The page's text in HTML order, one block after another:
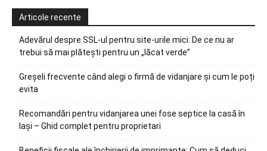
Articole recente
Adevărul despre SSL-ul pentru site-urile mici: De ce nu ar
trebui să mai plătești pentru un „lăcat verde”
Greșeli frecvente când alegi o firmă de vidanjare și cum le poți
evita
Recomandări pentru vidanjarea unei fose septice la casă în
Iași – Ghid complet pentru proprietari